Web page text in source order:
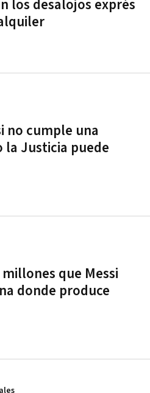
los desalojos exprés
no cumple una
la Justicia puede
que Messi
donde produce